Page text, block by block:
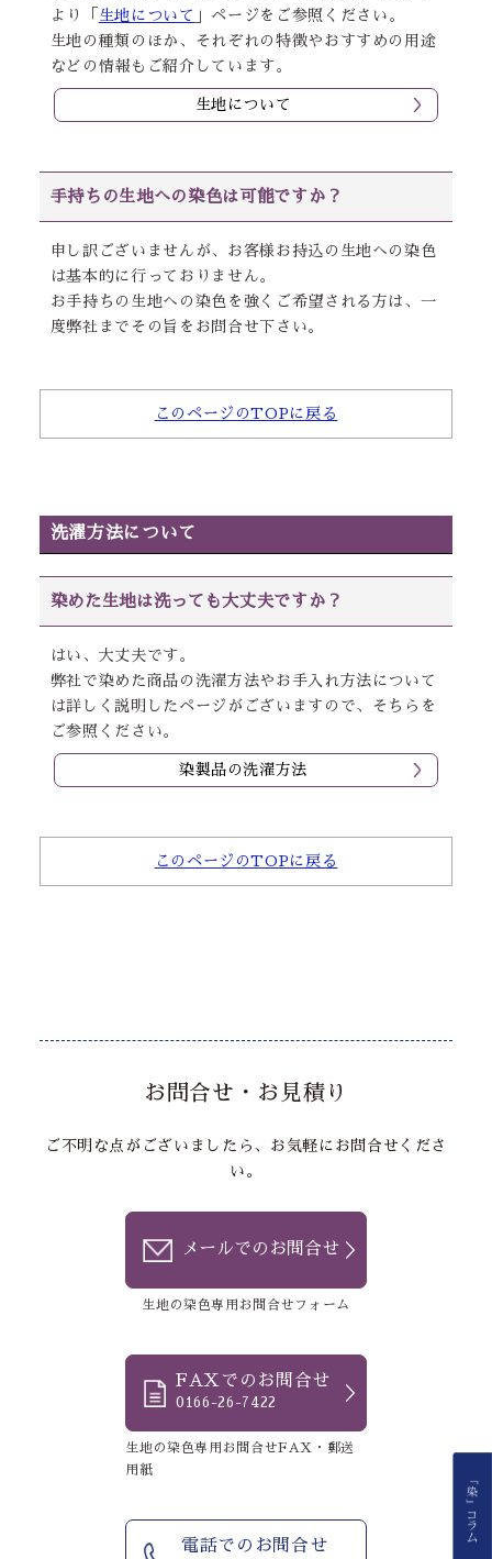
より「 生地について 」ページをご参照ください。
生地の種類のほか、それぞれの特徴やおすすめの用途
などの情報もご紹介しています。
生地について
手持ちの生地への染色は可能ですか？
申し訳ございませんが、お客様お持込の生地への染色
は基本的に行っておりません。
お手持ちの生地への染色を強くご希望される方は、一
度弊社までその旨をお問合せ下さい。
このページのTOPに戻る
洗濯方法について
染めた生地は洗っても大丈夫ですか？
はい、大丈夫です。
弊社で染めた商品の洗濯方法やお手入れ方法について
は詳しく説明したページがございますので、そちらを
ご参照ください。
染製品の洗濯方法
このページのTOPに戻る
お問合せ・お見積り
ご不明な点がございましたら、お気軽にお問合せくださ
い。
メールでのお問合せ
生地の染色専用お問合せフォーム
FAXでのお問合せ
0166-26-7422
生地の染色専用お問合せFAX・郵送
用紙
電話でのお問合せ